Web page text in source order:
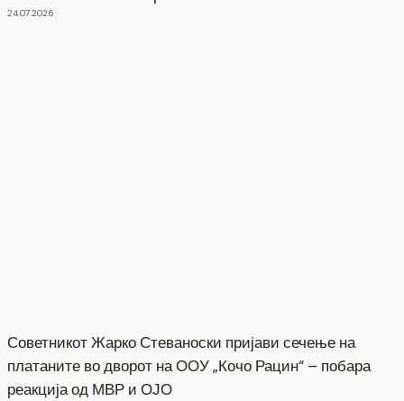
24.07.2026
Советникот Жарко Стеваноски пријави сечење на
платаните во дворот на ООУ „Кочо Рацин“ – побара
реакција од МВР и ОЈО